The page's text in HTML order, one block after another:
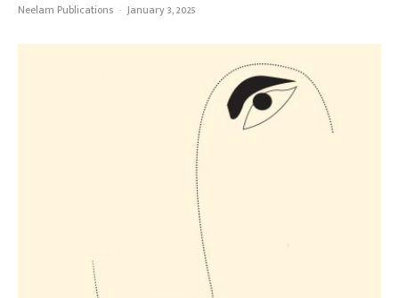
Neelam Publications · January 3, 2025